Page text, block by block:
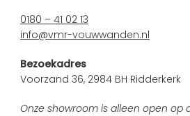
0180 – 41 02 13
info@vmr-vouwwanden.nl
Bezoekadres
Voorzand 36, 2984 BH Ridderkerk
Onze showroom is alleen open op